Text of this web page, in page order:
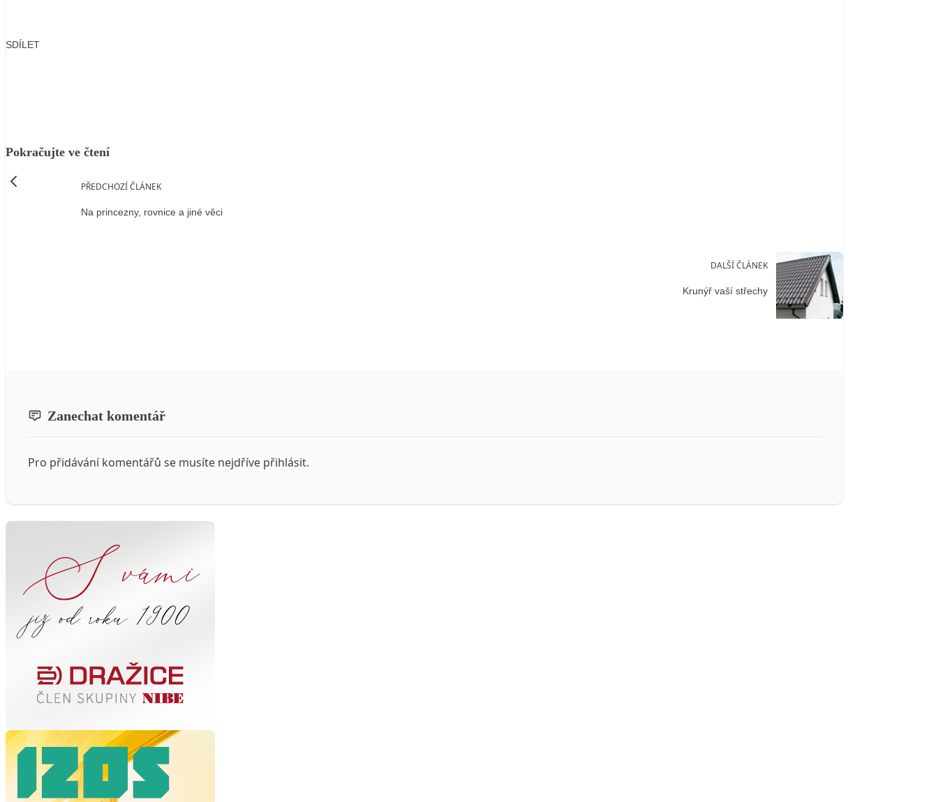
SDÍLET
Pokračujte ve čtení
PŘEDCHOZÍ ČLÁNEK
Na princezny, rovnice a jiné věci
DALŠÍ ČLÁNEK
Krunýř vaší střechy
Zanechat komentář
Pro přidávání komentářů se musíte nejdříve přihlásit.